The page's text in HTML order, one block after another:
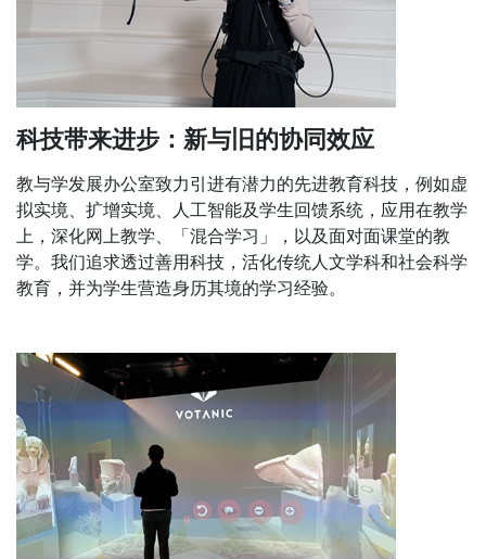
科技带来进步：新与旧的协同效应
教与学发展办公室致力引进有潜力的先进教育科技，例如虚
拟实境、扩增实境、人工智能及学生回馈系统，应用在教学
上，深化网上教学、「混合学习」，以及面对面课堂的教
学。我们追求透过善用科技，活化传统人文学科和社会科学
教育，并为学生营造身历其境的学习经验。